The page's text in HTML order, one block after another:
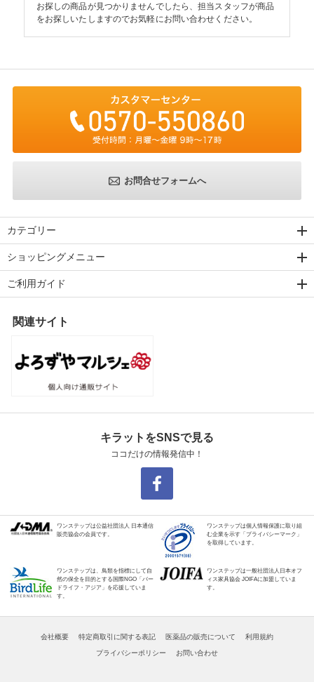
お探しの商品が見つかりませんでしたら、担当スタッフが商品
をお探しいたしますのでお気軽にお問い合わせください。
お問合せフォームへ
カテゴリー
ショッピングメニュー
ご利用ガイド
関連サイト
キラットをSNSで見る
ココだけの情報発信中！
ワンステップは公益社団法人 日本通信
販売協会の会員です。
ワンステップは個人情報保護に取り組
む企業を示す「プライバシーマーク」
を取得しています。
ワンステップは、鳥類を指標にして自
然の保全を目的とする国際NGO「バー
ドライフ・アジア」を応援していま
す。
ワンステップは一般社団法人日本オフ
ィス家具協会 JOIFAに加盟していま
す。
会社概要 特定商取引に関する表記 医薬品の販売について 利用規約
プライバシーポリシー お問い合わせ